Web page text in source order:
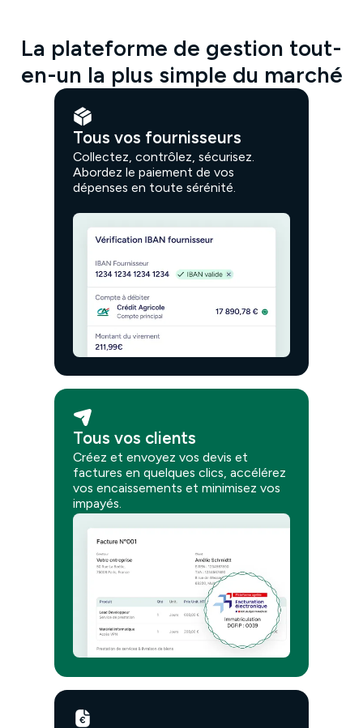
La plateforme de gestion tout-
en-un la plus simple du marché
Tous vos fournisseurs
Collectez, contrôlez, sécurisez.
Abordez le paiement de vos
dépenses en toute sérénité.
Tous vos clients
Créez et envoyez vos devis et
factures en quelques clics, accélérez
vos encaissements et minimisez vos
impayés.